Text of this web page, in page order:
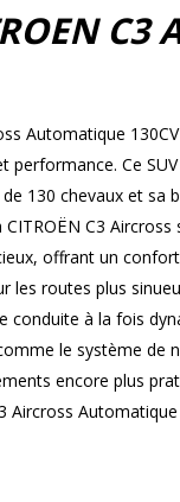
C3
Automatique
performance. Ce
130 chevaux et sa
C3
offrant un
les routes plus
conduite à la fois
le système de
encore plus
Aircross